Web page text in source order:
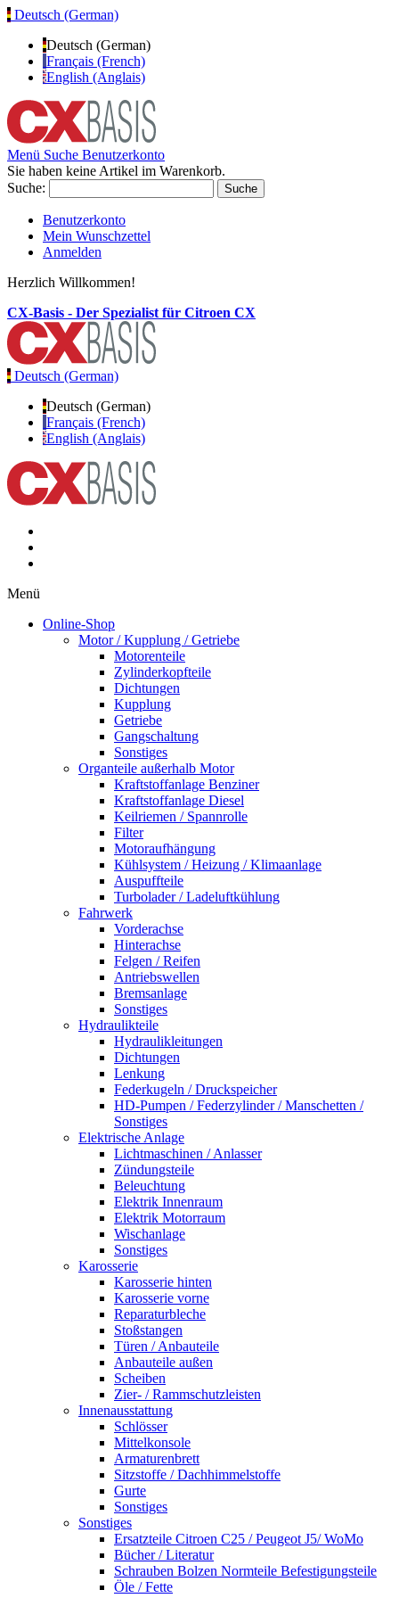
Deutsch (German)
Deutsch (German)
Français (French)
English (Anglais)
Menü Suche Benutzerkonto
Sie haben keine Artikel im Warenkorb.
Suche:
Suche
Benutzerkonto
Mein Wunschzettel
Anmelden
Herzlich Willkommen!
CX-Basis - Der Spezialist für Citroen CX
Deutsch (German)
Deutsch (German)
Français (French)
English (Anglais)
Menü
Online-Shop
Motor / Kupplung / Getriebe
Motorenteile
Zylinderkopfteile
Dichtungen
Kupplung
Getriebe
Gangschaltung
Sonstiges
Organteile außerhalb Motor
Kraftstoffanlage Benziner
Kraftstoffanlage Diesel
Keilriemen / Spannrolle
Filter
Motoraufhängung
Kühlsystem / Heizung / Klimaanlage
Auspuffteile
Turbolader / Ladeluftkühlung
Fahrwerk
Vorderachse
Hinterachse
Felgen / Reifen
Antriebswellen
Bremsanlage
Sonstiges
Hydraulikteile
Hydraulikleitungen
Dichtungen
Lenkung
Federkugeln / Druckspeicher
HD-Pumpen / Federzylinder / Manschetten /
Sonstiges
Elektrische Anlage
Lichtmaschinen / Anlasser
Zündungsteile
Beleuchtung
Elektrik Innenraum
Elektrik Motorraum
Wischanlage
Sonstiges
Karosserie
Karosserie hinten
Karosserie vorne
Reparaturbleche
Stoßstangen
Türen / Anbauteile
Anbauteile außen
Scheiben
Zier- / Rammschutzleisten
Innenausstattung
Schlösser
Mittelkonsole
Armaturenbrett
Sitzstoffe / Dachhimmelstoffe
Gurte
Sonstiges
Sonstiges
Ersatzteile Citroen C25 / Peugeot J5/ WoMo
Bücher / Literatur
Schrauben Bolzen Normteile Befestigungsteile
Öle / Fette